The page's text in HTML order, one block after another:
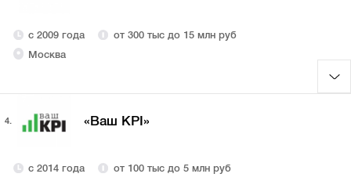
с 2009 года
от 300 тыс до 15 млн руб
Москва
4. «Ваш KPI»
с 2014 года
от 100 тыс до 5 млн руб